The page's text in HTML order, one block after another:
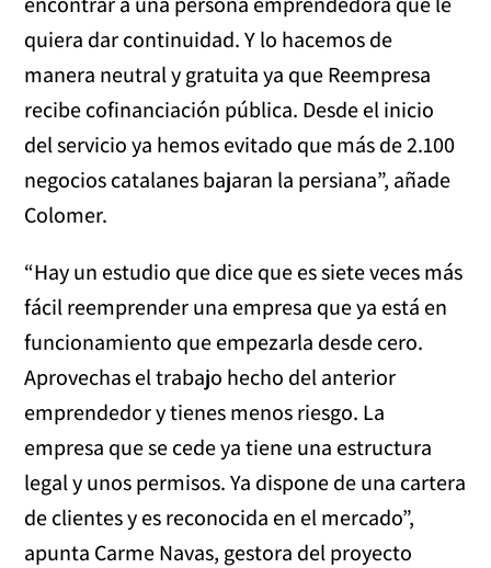
quiera dar continuidad. Y lo hacemos de
manera neutral y gratuita ya que Reempresa
recibe cofinanciación pública. Desde el inicio
del servicio ya hemos evitado que más de 2.100
negocios catalanes bajaran la persiana”, añade
Colomer.
“Hay un estudio que dice que es siete veces más
fácil reemprender una empresa que ya está en
funcionamiento que empezarla desde cero.
Aprovechas el trabajo hecho del anterior
emprendedor y tienes menos riesgo. La
empresa que se cede ya tiene una estructura
legal y unos permisos. Ya dispone de una cartera
de clientes y es reconocida en el mercado”,
apunta Carme Navas, gestora del proyecto